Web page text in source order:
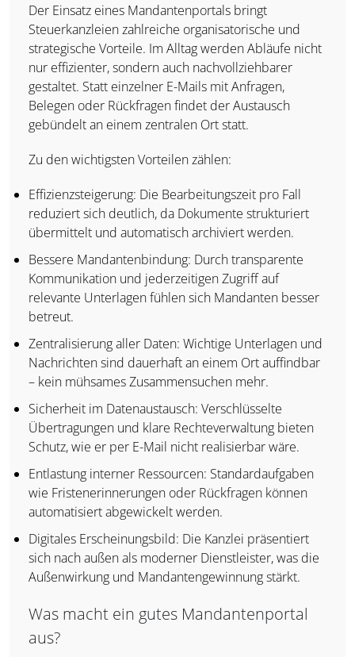
Der Einsatz eines Mandantenportals bringt
Steuerkanzleien zahlreiche organisatorische und
strategische Vorteile. Im Alltag werden Abläufe nicht
nur effizienter, sondern auch nachvollziehbarer
gestaltet. Statt einzelner E-Mails mit Anfragen,
Belegen oder Rückfragen findet der Austausch
gebündelt an einem zentralen Ort statt.
Zu den wichtigsten Vorteilen zählen:
Effizienzsteigerung: Die Bearbeitungszeit pro Fall
reduziert sich deutlich, da Dokumente strukturiert
übermittelt und automatisch archiviert werden.
Bessere Mandantenbindung: Durch transparente
Kommunikation und jederzeitigen Zugriff auf
relevante Unterlagen fühlen sich Mandanten besser
betreut.
Zentralisierung aller Daten: Wichtige Unterlagen und
Nachrichten sind dauerhaft an einem Ort auffindbar
– kein mühsames Zusammensuchen mehr.
Sicherheit im Datenaustausch: Verschlüsselte
Übertragungen und klare Rechteverwaltung bieten
Schutz, wie er per E-Mail nicht realisierbar wäre.
Entlastung interner Ressourcen: Standardaufgaben
wie Fristenerinnerungen oder Rückfragen können
automatisiert abgewickelt werden.
Digitales Erscheinungsbild: Die Kanzlei präsentiert
sich nach außen als moderner Dienstleister, was die
Außenwirkung und Mandantengewinnung stärkt.
Was macht ein gutes Mandantenportal
aus?